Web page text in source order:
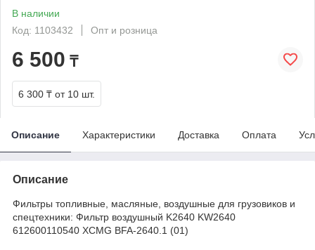
В наличии
Код: 1103432
Опт и розница
6 500 ₸
6 300 ₸ от 10 шт.
Описание Характеристики Доставка Оплата
Описание
Фильтры топливные, масляные, воздушные для грузовиков и
спецтехники: Фильтр воздушный K2640 KW2640
612600110540 XCMG BFA-2640.1 (01)